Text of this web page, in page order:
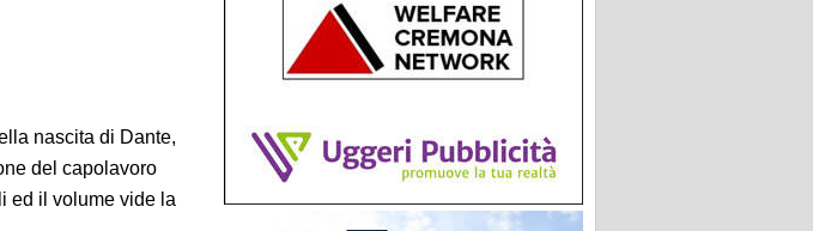
nascita di Dante,
del capolavoro
ed il volume vide la